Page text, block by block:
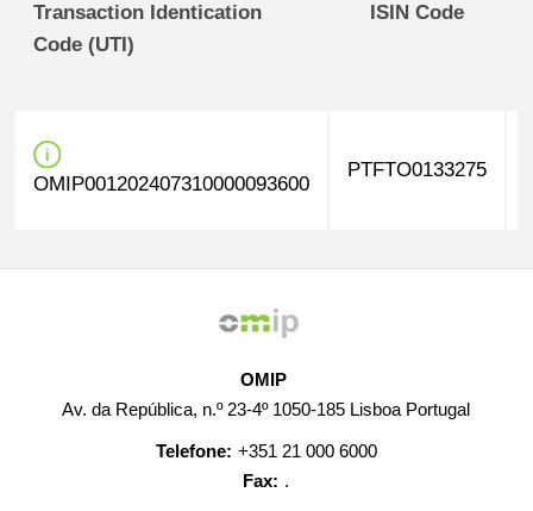
Transaction Identication
Code (UTI)
ISIN Code
OMIP001202407310000093600
PTFTO0133275
OMIP
Av. da República, n.º 23-4º 1050-185 Lisboa Portugal
Telefone: +351 21 000 6000
Fax: .